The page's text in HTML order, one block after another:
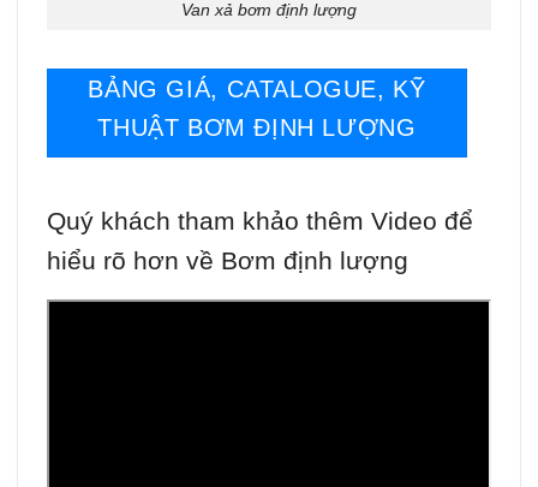
Van xả bơm định lượng
BẢNG GIÁ, CATALOGUE, KỸ
THUẬT BƠM ĐỊNH LƯỢNG
Quý khách tham khảo thêm Video để
hiểu rõ hơn về Bơm định lượng